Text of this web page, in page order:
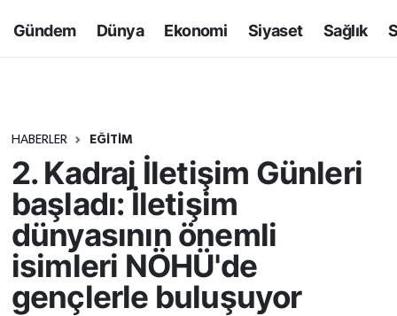
Gündem Dünya Ekonomi Siyaset Sağlık
HABERLER EĞITIM
2. Kadraj İletişim Günleri
başladı: İletişim
dünyasının önemli
isimleri NÖHÜ'de
gençlerle buluşuyor
Dünya
Ekonomi
Gündem
Kültür-Sanat
Resmi İlan
Tüm Manşetler
Haber Arşivi